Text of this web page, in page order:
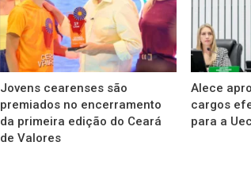
Jovens cearenses são
premiados no encerramento
da primeira edição do Ceará
de Valores
Alece
cargos
para a